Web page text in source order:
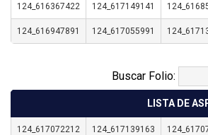
124_616367422 124_617149141
124_616947891 124_617055991
Buscar Folio:
LISTA DE
124_617072212 124_617139163